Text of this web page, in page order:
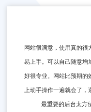
网站很满意，使用真的
易上手。可以自己随意增
好很专业。网站比预期的
上动手操作一遍就会了，
最重要的后台太方